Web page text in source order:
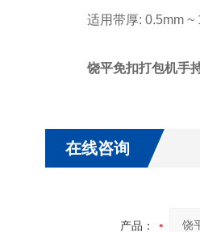
适用带厚: 0.5mm ~
饶平免扣打包机手
在线咨询
产品：